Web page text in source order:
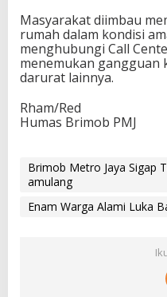
Masyarakat diimbau
rumah dalam kondisi
menghubungi Call
menemukan gangguan
darurat lainnya.
Rham/Red
Humas Brimob PMJ
Brimob Metro Jaya Sigap
amulang
Enam Warga Alami Luka